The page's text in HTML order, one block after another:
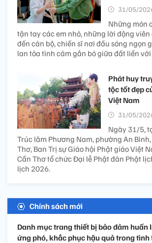
31/05/
Những món
tận tay các em nhỏ, những lời động
đến cán bộ, chiến sĩ nơi đầu sóng ngọn
lan tỏa tình cảm gắn bó giữa đất liền
Phát huy
tộc tốt đẹp
Việt Nam
31/05/
Ngày 31/5,
Trúc lâm Phương Nam, phường An
Thơ, Ban Trị sự Giáo hội Phật giáo Việt
Cần Thơ tổ chức Đại lễ Phật đản Phật
lịch 2026.
Chính sách mới
Danh mục trang thiết bị bảo đảm huấn
ứng phó, khắc phục hậu quả trong